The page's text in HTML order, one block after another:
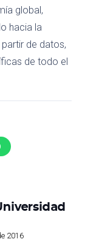
global,
hacia la
de datos,
de todo el
2016